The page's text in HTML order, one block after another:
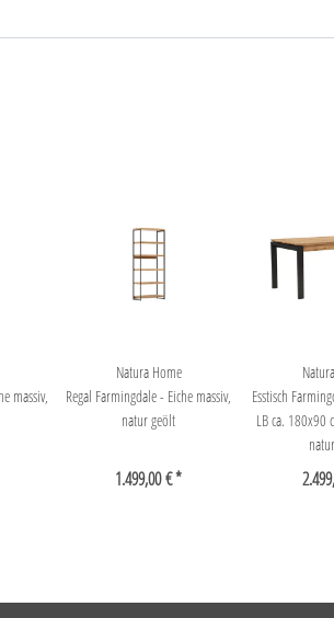
massiv,
Natura Home
Regal Farmingdale - Eiche massiv,
natur geölt
1.499,00 € *
Esstisch
LB ca. 180x90